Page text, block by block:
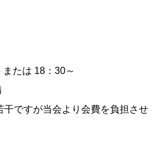
たは 18：30～
ですが当会より会費を負担させ